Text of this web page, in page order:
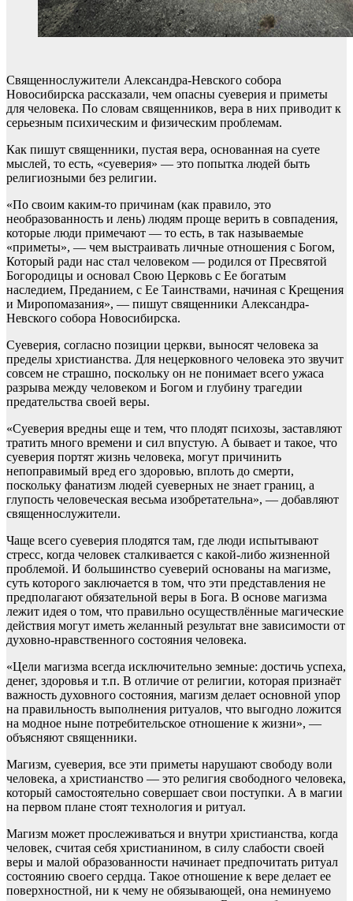
Священнослужители Александра-Невского собора
Новосибирска рассказали, чем опасны суеверия и приметы
для человека. По словам священников, вера в них приводит к
серьезным психическим и физическим проблемам.
Как пишут священники, пустая вера, основанная на суете
мыслей, то есть, «суеверия» — это попытка людей быть
религиозными без религии.
«По своим каким-то причинам (как правило, это
необразованность и лень) людям проще верить в совпадения,
которые люди примечают — то есть, в так называемые
«приметы», — чем выстраивать личные отношения с Богом,
Который ради нас стал человеком — родился от Пресвятой
Богородицы и основал Свою Церковь с Ее богатым
наследием, Преданием, с Ее Таинствами, начиная с Крещения
и Миропомазания», — пишут священники Александра-
Невского собора Новосибирска.
Суеверия, согласно позиции церкви, выносят человека за
пределы христианства. Для нецерковного человека это звучит
совсем не страшно, поскольку он не понимает всего ужаса
разрыва между человеком и Богом и глубину трагедии
предательства своей веры.
«Суеверия вредны еще и тем, что плодят психозы, заставляют
тратить много времени и сил впустую. А бывает и такое, что
суеверия портят жизнь человека, могут причинить
непоправимый вред его здоровью, вплоть до смерти,
поскольку фанатизм людей суеверных не знает границ, а
глупость человеческая весьма изобретательна», — добавляют
священнослужители.
Чаще всего суеверия плодятся там, где люди испытывают
стресс, когда человек сталкивается с какой-либо жизненной
проблемой. И большинство суеверий основаны на магизме,
суть которого заключается в том, что эти представления не
предполагают обязательной веры в Бога. В основе магизма
лежит идея о том, что правильно осуществлённые магические
действия могут иметь желанный результат вне зависимости от
духовно-нравственного состояния человека.
«Цели магизма всегда исключительно земные: достичь успеха,
денег, здоровья и т.п. В отличие от религии, которая признаёт
важность духовного состояния, магизм делает основной упор
на правильность выполнения ритуалов, что выгодно ложится
на модное ныне потребительское отношение к жизни», —
объясняют священники.
Магизм, суеверия, все эти приметы нарушают свободу воли
человека, а христианство — это религия свободного человека,
который самостоятельно совершает свои поступки. А в магии
на первом плане стоят технология и ритуал.
Магизм может прослеживаться и внутри христианства, когда
человек, считая себя христианином, в силу слабости своей
веры и малой образованности начинает предпочитать ритуал
состоянию своего сердца. Такое отношение к вере делает ее
поверхностной, ни к чему не обязывающей, она неминуемо